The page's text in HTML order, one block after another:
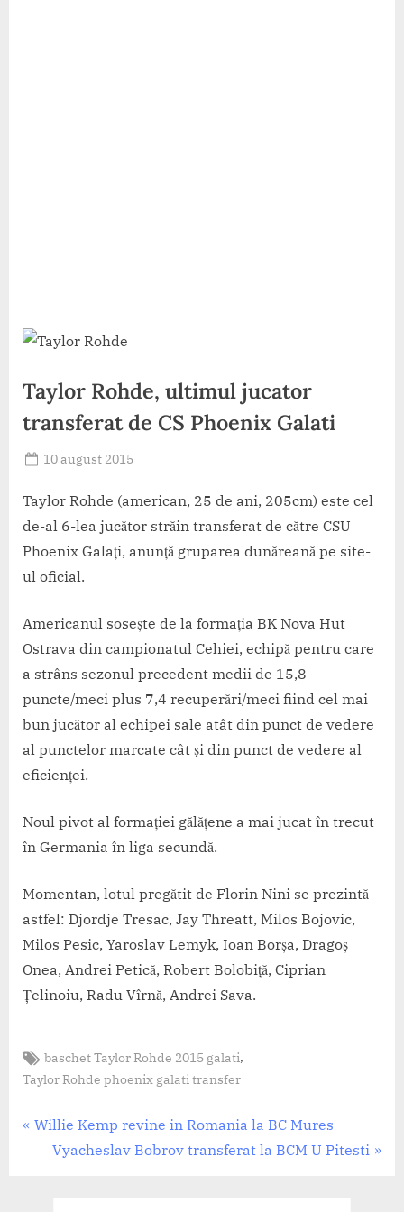
Taylor Rohde, ultimul jucator
transferat de CS Phoenix Galati
Posted
10 august 2015
Taylor Rohde (american, 25 de ani, 205cm) este cel
de-al 6-lea jucător străin transferat de către CSU
Phoenix Galați, anunță gruparea dunăreană pe site-
ul oficial.
Americanul sosește de la formația BK Nova Hut
Ostrava din campionatul Cehiei, echipă pentru care
a strâns sezonul precedent medii de 15,8
puncte/meci plus 7,4 recuperări/meci fiind cel mai
bun jucător al echipei sale atât din punct de vedere
al punctelor marcate cât și din punct de vedere al
eficienței.
Noul pivot al formației gălățene a mai jucat în trecut
în Germania în liga secundă.
Momentan, lotul pregătit de Florin Nini se prezintă
astfel: Djordje Tresac, Jay Threatt, Milos Bojovic,
Milos Pesic, Yaroslav Lemyk, Ioan Borșa, Dragoș
Onea, Andrei Petică, Robert Bolobiță, Ciprian
Țelinoiu, Radu Vîrnă, Andrei Sava.
CS
Municipal
,
Jucatori
Tags:
baschet Taylor Rohde 2015 galati,
Taylor Rohde phoenix galati transfer
Navigare
P
Willie Kemp revine in Romania la BC Mures
N
Vyacheslav Bobrov transferat la BCM U Pitesti